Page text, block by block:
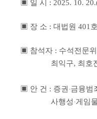
▣ 일 시 : 2025. 10.
▣ 장 소 : 대법원 401
▣ 참석자 : 수석전문
최익구, 최호진,
▣ 안 건 : 증권 ·금융범
사행성 ·게임